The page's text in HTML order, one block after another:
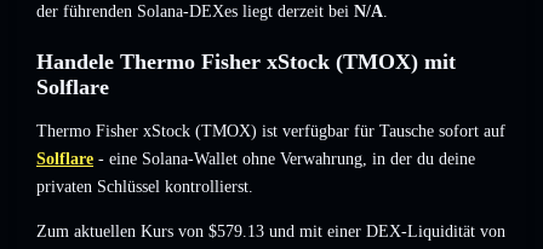
der führenden Solana-DEXes liegt derzeit bei N/A.
Handele Thermo Fisher xStock (TMOX) mit
Solflare
Thermo Fisher xStock (TMOX) ist verfügbar für Tausche sofort auf
Solflare - eine Solana-Wallet ohne Verwahrung, in der du deine
privaten Schlüssel kontrollierst.
Zum aktuellen Kurs von $579.13 und mit einer DEX-Liquidität von